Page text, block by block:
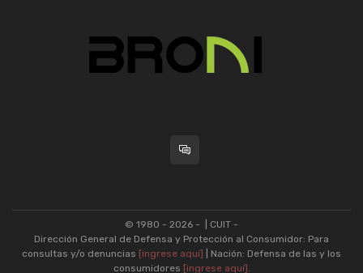
© 1980 - 2026 -
| CUIT -
Dirección General de Defensa y Protección al Consumidor: Para
consultas y/o denuncias [ingrese aquí]
| Nación: Defensa de las y los
consumidores [ingrese aquí] .